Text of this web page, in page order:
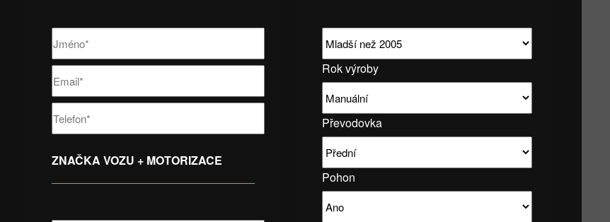
ZNAČKA VOZU + MOTORIZACE
Rok výroby
Převodovka
Pohon